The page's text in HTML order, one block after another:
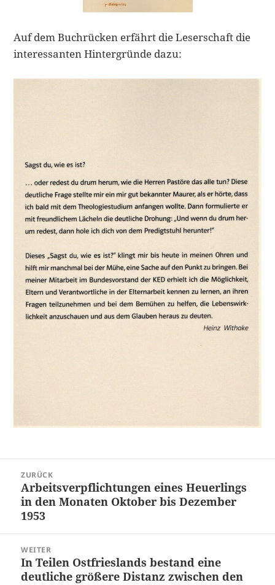
Auf dem Buchrücken erfährt die Leserschaft die
interessanten Hintergründe dazu:
ZURÜCK
Vorheriger
Beitrag:
Arbeitsverpflichtungen eines Heuerlings
in den Monaten Oktober bis Dezember
1953
WEITER
Nächster
Beitrag:
In Teilen Ostfrieslands bestand eine
deutliche größere Distanz zwischen den